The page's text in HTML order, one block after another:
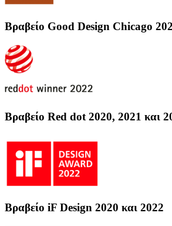
Βραβείο Good Design Chicago
Βραβείο Red dot 2020, 2021 και
Βραβείο iF Design 2020 και 2022